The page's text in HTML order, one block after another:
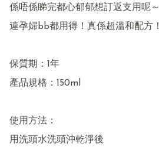
係唔係睇完都心郁郁想訂返支用呢～
連孕婦bb都用得！真係超溫和配方！
保質期：1年
產品規格：150ml
使用方法：
用洗頭水洗頭沖乾淨後